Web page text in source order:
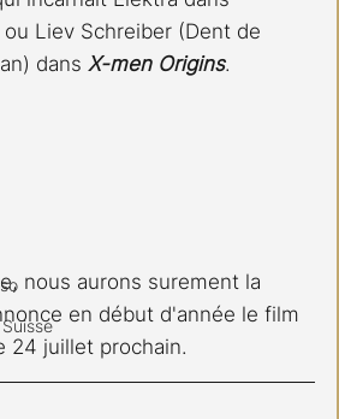
Liev Schreiber (Dent de
dans X-men Origins.
nous aurons surement la
en début d'année le film
24 juillet prochain.